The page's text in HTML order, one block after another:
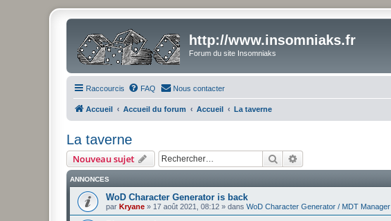
http://www.insomniaks.fr
Forum du site Insomniaks
Raccourcis FAQ Nous contacter
Accueil Accueil du forum Accueil La taverne
La taverne
Nouveau sujet Rechercher
ANNONCES
WoD Character Generator is back
par Kryane » 17 août 2021, 08:12 » dans WoD Character Generator / MDT Manager